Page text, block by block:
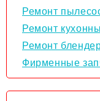
Ремонт
Ремонт
Ремонт
Фирменные